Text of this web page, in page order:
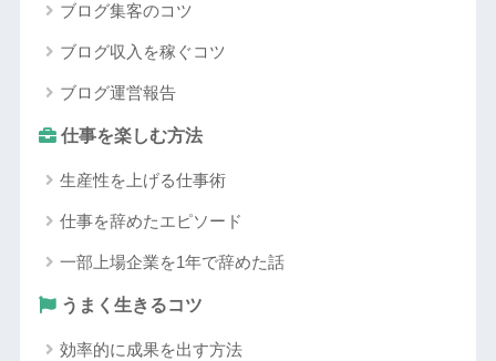
ブログ集客のコツ
ブログ収入を稼ぐコツ
ブログ運営報告
仕事を楽しむ方法
生産性を上げる仕事術
仕事を辞めたエピソード
一部上場企業を1年で辞めた話
うまく生きるコツ
効率的に成果を出す方法